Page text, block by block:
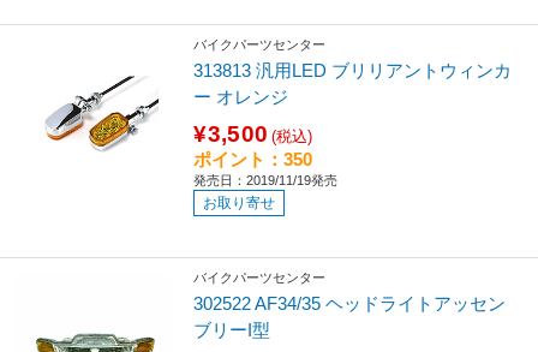
バイクパーツセンター
313813 汎用LED ブリリアントウィンカ
ー オレンジ
¥3,500 (税込)
ポイント：350
発売日：2019/11/19発売
お取り寄せ
バイクパーツセンター
302522 AF34/35 ヘッドライトアッセン
ブリーI型